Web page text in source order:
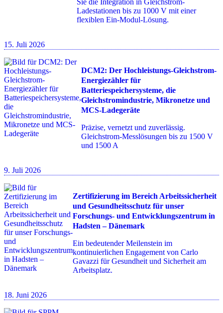
Sie die Integration in Gleichstrom-
Ladestationen bis zu 1000 V mit einer
flexiblen Ein-Modul-Lösung.
15. Juli 2026
DCM2: Der Hochleistungs-Gleichstrom-
Energiezähler für
Batteriespeichersysteme, die
Gleichstromindustrie, Mikronetze und
MCS-Ladegeräte
Präzise, vernetzt und zuverlässig.
Gleichstrom-Messlösungen bis zu 1500 V
und 1500 A
9. Juli 2026
Zertifizierung im Bereich Arbeitssicherheit
und Gesundheitsschutz für unser
Forschungs- und Entwicklungszentrum in
Hadsten – Dänemark
Ein bedeutender Meilenstein im
kontinuierlichen Engagement von Carlo
Gavazzi für Gesundheit und Sicherheit am
Arbeitsplatz.
18. Juni 2026